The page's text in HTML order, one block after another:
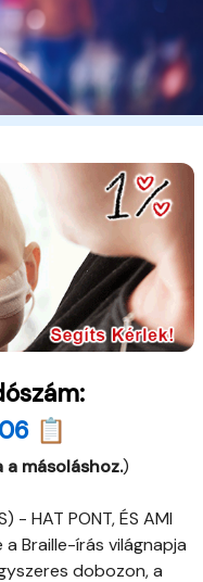
📋
másoláshoz.)
- HAT PONT, ÉS AMI
a Braille-írás világnapja
dobozon, a